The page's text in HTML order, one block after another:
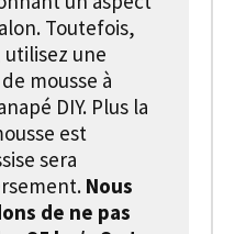
Toutefois,
une
mousse à
DIY. Plus la
est
sera
Nous
de ne pas